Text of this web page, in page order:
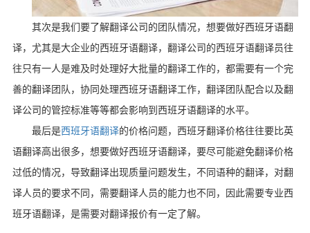
其次是我们要了解翻译公司的团队情况，想要做好西班牙语翻
译，尤其是大企业的西班牙语翻译，翻译公司的西班牙语翻译员往
往只有一人是难及时处理好大批量的翻译工作的，都需要有一个完
善的翻译团队，协同处理西班牙语翻译工作，翻译团队配合以及翻
译公司的管控标准等等都会影响到西班牙语翻译的水平。
最后是西班牙语翻译的价格问题，西班牙翻译价格往往要比英
语翻译高出很多，想要做好西班牙语翻译，要尽可能避免翻译价格
过低的情况，导致翻译出现质量问题发生，不同语种的翻译，对翻
译人员的要求不同，需要翻译人员的能力也不同，因此需要专业西
班牙语翻译，是需要对翻译报价有一定了解。